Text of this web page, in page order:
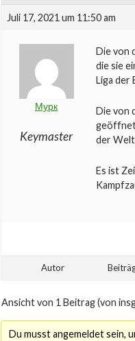
Juli 17, 2021 um 11:50 am
Мурк
Keymaster
Die von
die sie
Liga der
Die von
der
Es ist
Autor
Ansicht von 1 Beitrag (von
Du musst angemeldet sein,